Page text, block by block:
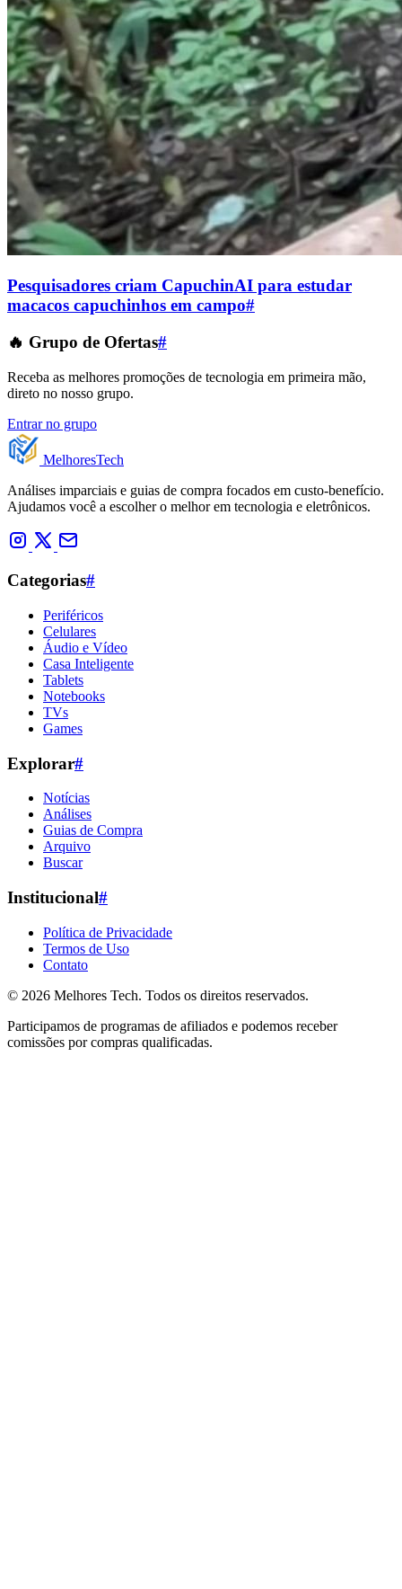
Pesquisadores criam CapuchinAI para estudar
macacos capuchinhos em campo#
🔥 Grupo de Ofertas#
Receba as melhores promoções de tecnologia em primeira mão,
direto no nosso grupo.
Entrar no grupo
MelhoresTech
Análises imparciais e guias de compra focados em custo-benefício.
Ajudamos você a escolher o melhor em tecnologia e eletrônicos.
Categorias#
Periféricos
Celulares
Áudio e Vídeo
Casa Inteligente
Tablets
Notebooks
TVs
Games
Explorar#
Notícias
Análises
Guias de Compra
Arquivo
Buscar
Institucional#
Política de Privacidade
Termos de Uso
Contato
© 2026 Melhores Tech. Todos os direitos reservados.
Participamos de programas de afiliados e podemos receber
comissões por compras qualificadas.